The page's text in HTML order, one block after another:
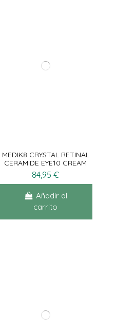
MEDIK8 CRYSTAL RETINAL
CERAMIDE EYE10 CREAM
15ML
84,95 €
Añadir al
carrito